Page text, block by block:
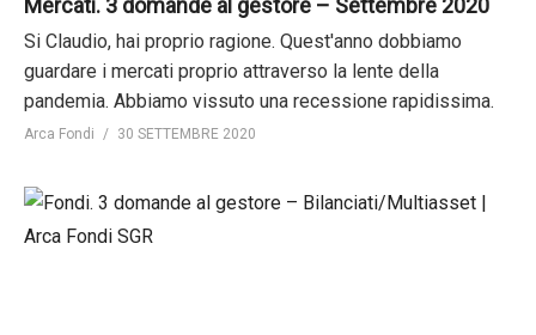
Mercati. 3 domande al gestore – Settembre 2020
Si Claudio, hai proprio ragione. Quest'anno dobbiamo
guardare i mercati proprio attraverso la lente della
pandemia. Abbiamo vissuto una recessione rapidissima.
Arca Fondi 30 SETTEMBRE 2020